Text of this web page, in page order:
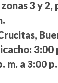
3 y 2,
3:00
m. a 3:00